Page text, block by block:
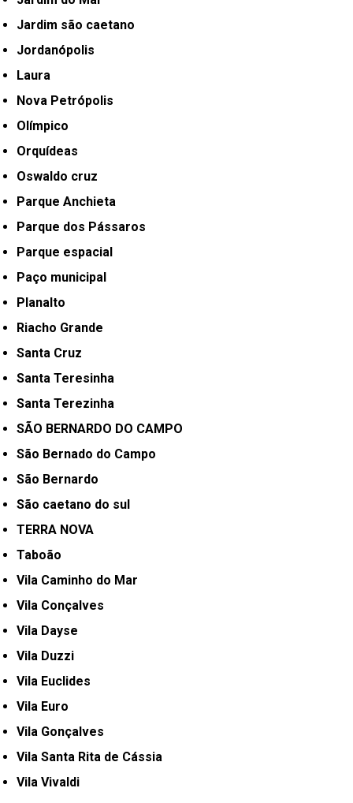
Jardim são caetano
Jordanópolis
Laura
Nova Petrópolis
Olímpico
Orquídeas
Oswaldo cruz
Parque Anchieta
Parque dos Pássaros
Parque espacial
Paço municipal
Planalto
Riacho Grande
Santa Cruz
Santa Teresinha
Santa Terezinha
SÃO BERNARDO DO CAMPO
São Bernado do Campo
São Bernardo
São caetano do sul
TERRA NOVA
Taboão
Vila Caminho do Mar
Vila Conçalves
Vila Dayse
Vila Duzzi
Vila Euclides
Vila Euro
Vila Gonçalves
Vila Santa Rita de Cássia
Vila Vivaldi